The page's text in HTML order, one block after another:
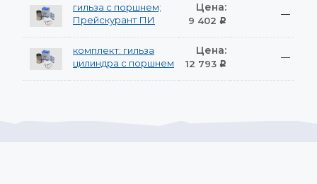
гильза с поршнем;
Прейскурант ПИ
Цена:
9 402 Р
—
комплект: гильза
цилиндра с поршнем
Цена:
12 793 Р
—